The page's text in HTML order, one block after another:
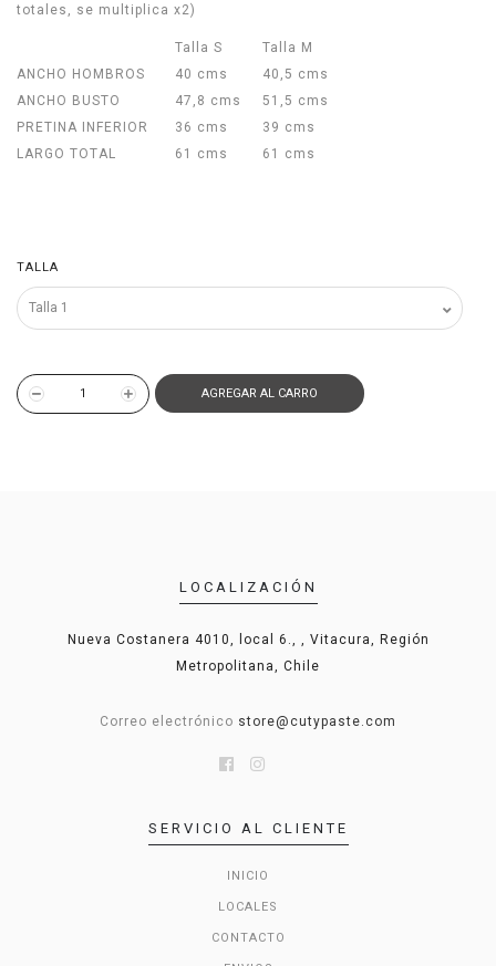
totales, se multiplica x2)
Talla S Talla M
ANCHO HOMBROS
40 cms
40,5 cms
ANCHO BUSTO
47,8 cms
51,5 cms
PRETINA INFERIOR 36 cms
39 cms
LARGO TOTAL
61 cms 61 cms
TALLA
AGREGAR AL CARRO
LOCALIZACIÓN
Nueva Costanera 4010, local 6., , Vitacura, Región
Metropolitana, Chile
Correo electrónico store@cutypaste.com
SERVICIO AL CLIENTE
INICIO
LOCALES
CONTACTO